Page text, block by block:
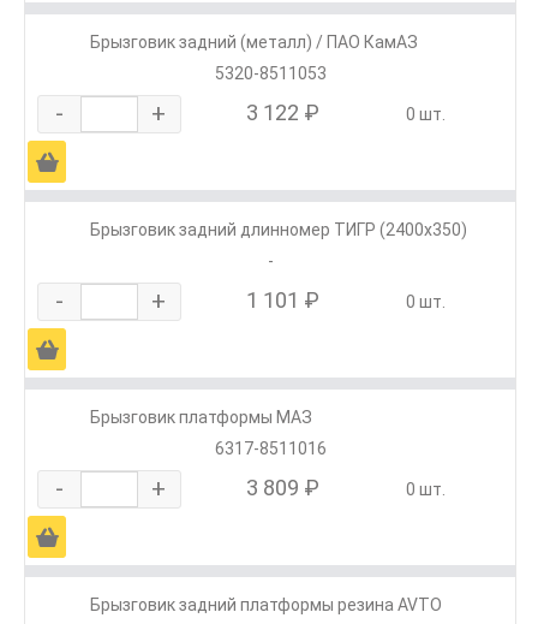
Брызговик задний (металл) / ПАО КамАЗ
5320-8511053
- + 3 122 ₽ 0 шт.
Ä
Брызговик задний длинномер ТИГР (2400х350)
-
- + 1 101 ₽ 0 шт.
Ä
Брызговик платформы МАЗ
6317-8511016
- + 3 809 ₽ 0 шт.
Ä
Брызговик задний платформы резина AVTO